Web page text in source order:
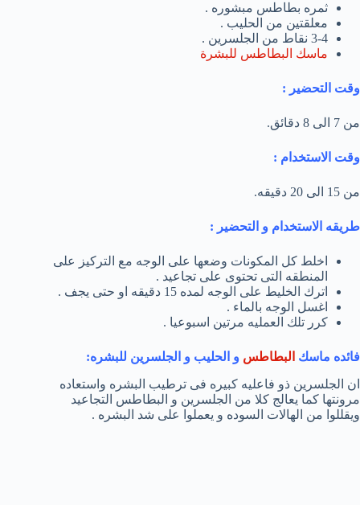
ثمره بطاطس مبشوره .
معلقتين من الحليب .
3-4 نقاط من الجلسرين .
ماسك البطاطس للبشرة
وقت التحضير :
من 7 الى 8 دقائق.
وقت الاستخدام :
من 15 الى 20 دقيقه.
طريقه الاستخدام و التحضير :
اخلط كل المكونات وضعها على الوجه مع التركيز على
المنطقه التى تحتوى على تجاعيد .
اترك الخليط على الوجه لمده 15 دقيقه او حتى يجف .
اغسل الوجه بالماء .
كرر تلك العمليه مرتين اسبوعيا .
فائده ماسك البطاطس و الحليب و الجلسرين للبشره:
ان الجلسرين ذو فاعليه كبيره فى ترطيب البشره واستعاده
مرونتها كما يعالج كلا من الجلسرين و البطاطس التجاعيد
ويقللوا من الهالات السوده و يعملوا على شد البشره .